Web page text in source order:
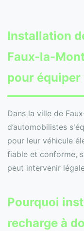
Installation
Faux-la-
pour
Dans la ville de
d’automobilistes
pour leur véhicule
fiable et conforme,
peut intervenir
Pourquoi
recharge à